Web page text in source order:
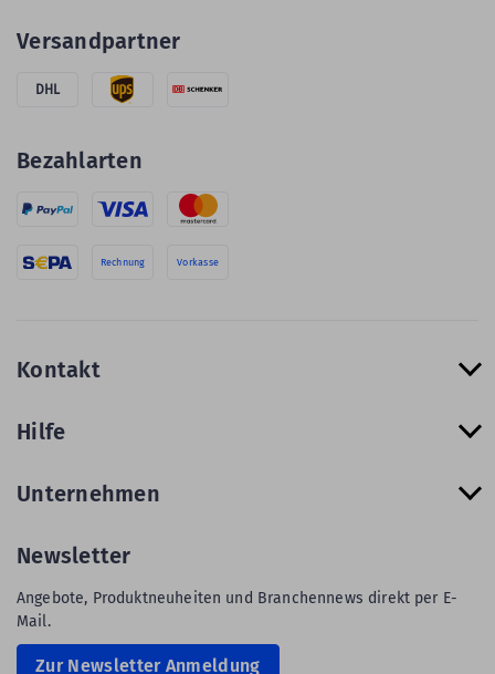
Versandpartner
DHL
Bezahlarten
Rechnung Vorkasse
Kontakt
Hilfe
Unternehmen
Newsletter
Angebote, Produktneuheiten und Branchennews direkt per E-
Mail.
Zur Newsletter Anmeldung